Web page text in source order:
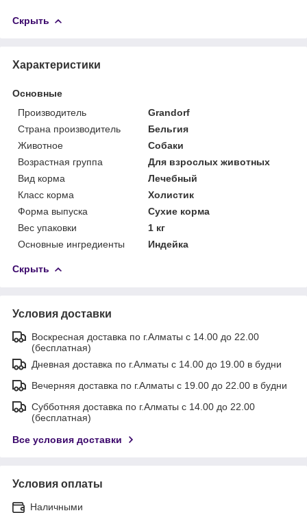
Скрыть
Характеристики
Основные
Производитель
Grandorf
Страна производитель
Бельгия
Животное
Собаки
Возрастная группа
Для взрослых животных
Вид корма
Лечебный
Класс корма
Холистик
Форма выпуска
Сухие корма
Вес упаковки
1 кг
Основные ингредиенты
Индейка
Скрыть
Условия доставки
Воскресная доставка по г.Алматы с 14.00 до 22.00
(бесплатная)
Дневная доставка по г.Алматы с 14.00 до 19.00 в будни
Вечерняя доставка по г.Алматы с 19.00 до 22.00 в будни
Субботняя доставка по г.Алматы с 14.00 до 22.00
(бесплатная)
Все условия доставки
Условия оплаты
Наличными